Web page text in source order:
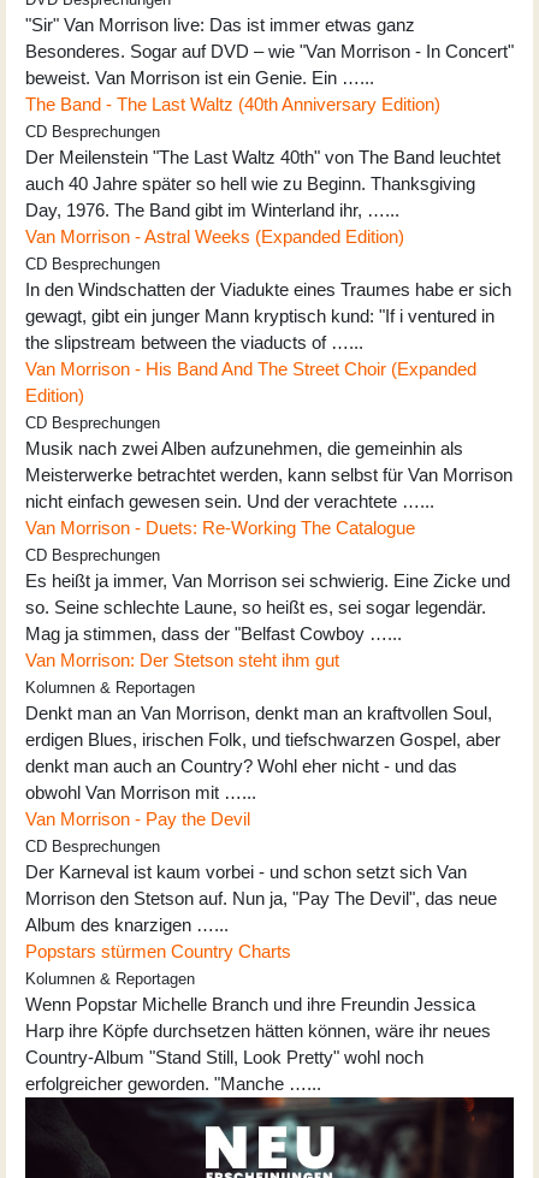
"Sir" Van Morrison live: Das ist immer etwas ganz
Besonderes. Sogar auf DVD – wie "Van Morrison - In Concert"
beweist. Van Morrison ist ein Genie. Ein …...
The Band - The Last Waltz (40th Anniversary Edition)
CD Besprechungen
Der Meilenstein "The Last Waltz 40th" von The Band leuchtet
auch 40 Jahre später so hell wie zu Beginn. Thanksgiving
Day, 1976. The Band gibt im Winterland ihr, …...
Van Morrison - Astral Weeks (Expanded Edition)
CD Besprechungen
In den Windschatten der Viadukte eines Traumes habe er sich
gewagt, gibt ein junger Mann kryptisch kund: "If i ventured in
the slipstream between the viaducts of …...
Van Morrison - His Band And The Street Choir (Expanded
Edition)
CD Besprechungen
Musik nach zwei Alben aufzunehmen, die gemeinhin als
Meisterwerke betrachtet werden, kann selbst für Van Morrison
nicht einfach gewesen sein. Und der verachtete …...
Van Morrison - Duets: Re-Working The Catalogue
CD Besprechungen
Es heißt ja immer, Van Morrison sei schwierig. Eine Zicke und
so. Seine schlechte Laune, so heißt es, sei sogar legendär.
Mag ja stimmen, dass der "Belfast Cowboy …...
Van Morrison: Der Stetson steht ihm gut
Kolumnen & Reportagen
Denkt man an Van Morrison, denkt man an kraftvollen Soul,
erdigen Blues, irischen Folk, und tiefschwarzen Gospel, aber
denkt man auch an Country? Wohl eher nicht - und das
obwohl Van Morrison mit …...
Van Morrison - Pay the Devil
CD Besprechungen
Der Karneval ist kaum vorbei - und schon setzt sich Van
Morrison den Stetson auf. Nun ja, "Pay The Devil", das neue
Album des knarzigen …...
Popstars stürmen Country Charts
Kolumnen & Reportagen
Wenn Popstar Michelle Branch und ihre Freundin Jessica
Harp ihre Köpfe durchsetzen hätten können, wäre ihr neues
Country-Album "Stand Still, Look Pretty" wohl noch
erfolgreicher geworden. "Manche …...